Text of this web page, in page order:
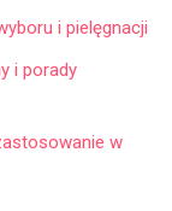
i pielęgnacji
i porady
w